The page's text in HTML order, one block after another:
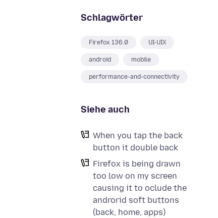
Schlagwörter
Firefox 136.0 UI-UIX
android mobile
performance-and-connectivity
Siehe auch
When you tap the back
button it double back
Firefox is being drawn
too low on my screen
causing it to oclude the
androrid soft buttons
(back, home, apps)